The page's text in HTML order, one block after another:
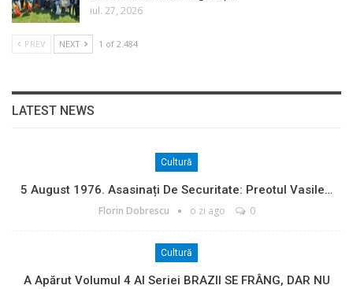
iul. 27, 2026
PREV NEXT 1 of 2.484
LATEST NEWS
Cultură
5 August 1976. Asasinați De Securitate: Preotul Vasile…
Florin Dobrescu o zi ago 0
Cultură
A Apărut Volumul 4 Al Seriei BRAZII SE FRÂNG, DAR NU